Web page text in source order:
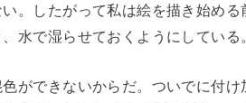
。したがって私は絵を描き始める
水で湿らせておくようにしている
ができないからだ。ついでに付け